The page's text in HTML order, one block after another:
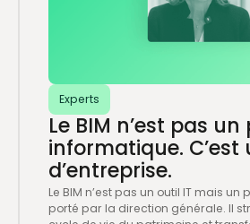
Experts
Le BIM n’est pas
informatique. C’est
d’entreprise.
Le BIM n’est pas un outil IT mais un
porté par la direction générale. Il